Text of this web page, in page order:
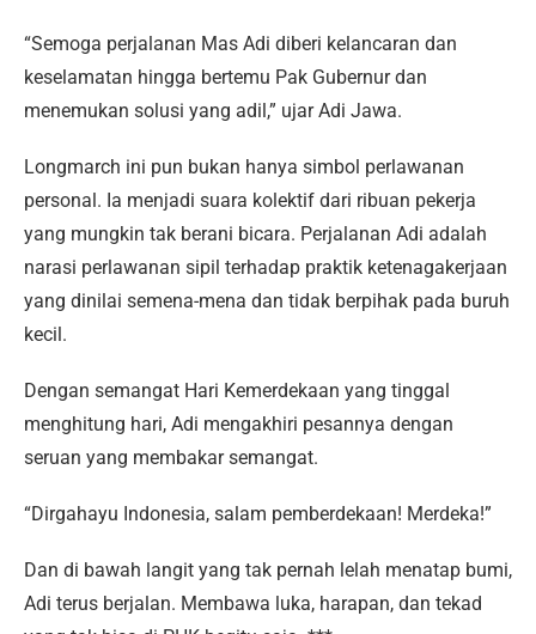
“Semoga perjalanan Mas Adi diberi kelancaran dan
keselamatan hingga bertemu Pak Gubernur dan
menemukan solusi yang adil,” ujar Adi Jawa.
Longmarch ini pun bukan hanya simbol perlawanan
personal. Ia menjadi suara kolektif dari ribuan pekerja
yang mungkin tak berani bicara. Perjalanan Adi adalah
narasi perlawanan sipil terhadap praktik ketenagakerjaan
yang dinilai semena-mena dan tidak berpihak pada buruh
kecil.
Dengan semangat Hari Kemerdekaan yang tinggal
menghitung hari, Adi mengakhiri pesannya dengan
seruan yang membakar semangat.
“Dirgahayu Indonesia, salam pemberdekaan! Merdeka!”
Dan di bawah langit yang tak pernah lelah menatap bumi,
Adi terus berjalan. Membawa luka, harapan, dan tekad